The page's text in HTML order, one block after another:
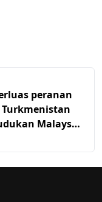
peranan
Malaysia
tenaga